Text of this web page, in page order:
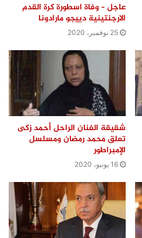
‏عاجل – وفاة اسطورة كرة القدم
الارجنتينية دييجو مارادونا
25 نوفمبر، 2020
شقيقة الفنان الراحل أحمد زكى
تعلق محمد رمضان ومسلسل
الإمبراطور
16 يونيو، 2020